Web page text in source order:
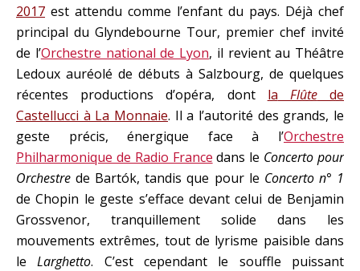
2017 est attendu comme l’enfant du pays. Déjà chef
principal du Glyndebourne Tour, premier chef invité
de l’Orchestre national de Lyon, il revient au Théâtre
Ledoux auréolé de débuts à Salzbourg, de quelques
récentes productions d’opéra, dont la Flûtede
Castellucci à La Monnaie. Il a l’autorité des grands, le
geste précis, énergique face à l’Orchestre
Philharmonique de Radio France dans le Concerto pour
Orchestre de Bartók, tandis que pour le Concerto n° 1
de Chopin le geste s’efface devant celui de Benjamin
Grossvenor, tranquillement solide dans les
mouvements extrêmes, tout de lyrisme paisible dans
leLarghetto. C’est cependant le souffle puissant